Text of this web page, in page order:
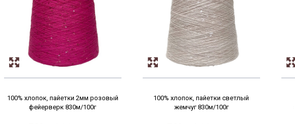
100% хлопок, пайетки 2мм розовый
фейерверк 830м/100г
100% хлопок, пайетки светлый
жемчуг 830м/100г